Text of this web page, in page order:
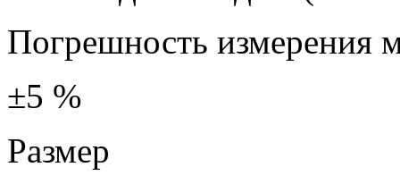
Погрешность измерения
±5 %
Размер